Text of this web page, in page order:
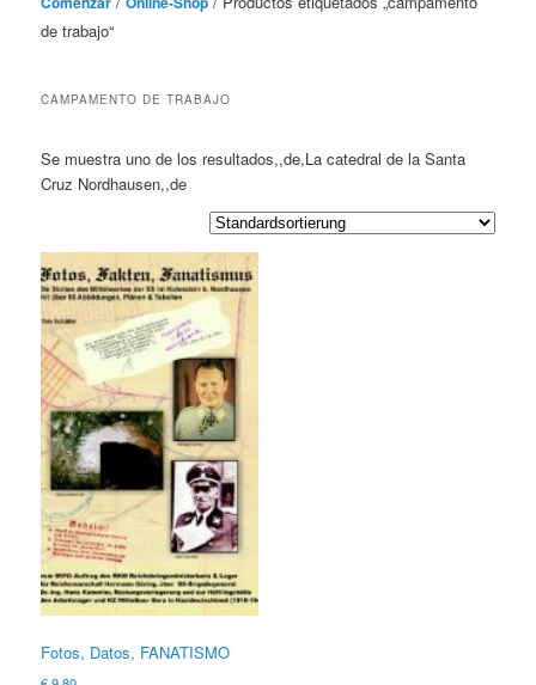
de trabajo“
CAMPAMENTO DE TRABAJO
Se muestra uno de los resultados,,de,La catedral de la Santa
Cruz Nordhausen,,de
Fotos, Datos, FANATISMO